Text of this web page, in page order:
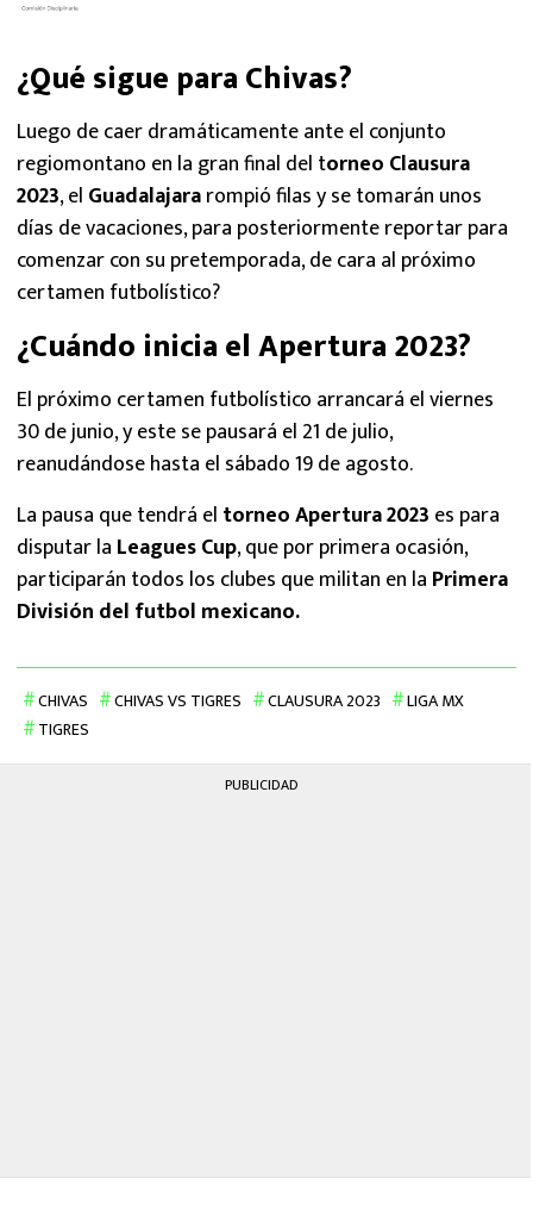
¿Qué sigue para Chivas?
Luego de caer dramáticamente ante el conjunto
regiomontano en la gran final del torneo Clausura
2023, el Guadalajararompió filas y se tomarán unos
días de vacaciones, para posteriormente reportar para
comenzar con su pretemporada, de cara al próximo
certamen futbolístico?
¿Cuándo inicia el Apertura 2023?
El próximo certamen futbolístico arrancará el viernes
30 de junio, y este se pausará el 21 de julio,
reanudándose hasta el sábado 19 de agosto.
La pausa que tendrá el torneo Apertura 2023 es para
disputar la Leagues Cup, que por primera ocasión,
participarán todos los clubes que militan en la Primera
División del futbol mexicano.
CHIVAS CHIVAS VS TIGRES CLAUSURA 2023
LIGA MX
TIGRES
PUBLICIDAD